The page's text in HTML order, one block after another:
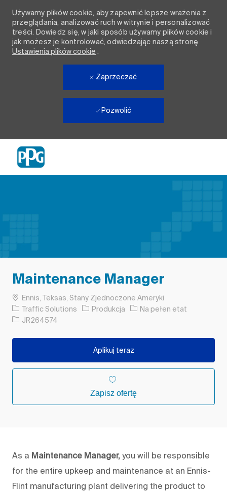
Używamy plików cookie, aby zapewnić lepsze wrażenia z
przeglądania, analizować ruch w witrynie i personalizować
treści. Dowiedz się, w jaki sposób używamy plików cookie i
jak możesz je kontrolować, odwiedzając naszą stronę
Ustawienia plików cookie .
Zaprzeczać
Pozwolić
Maintenance Manager
Lokalizacja
Ennis, Teksas, Stany Zjednoczone Ameryki
Traffic Solutions
Kategoria
Produkcja Rodzaj pracy
Na pełen etat
Identyfikator zadania
JR264574
Aplikuj teraz
Zapisz ofertę
As a Maintenance Manager, you will be responsible
for the entire upkeep and maintenance at an Ennis-
Flint manufacturing plant delivering the product to